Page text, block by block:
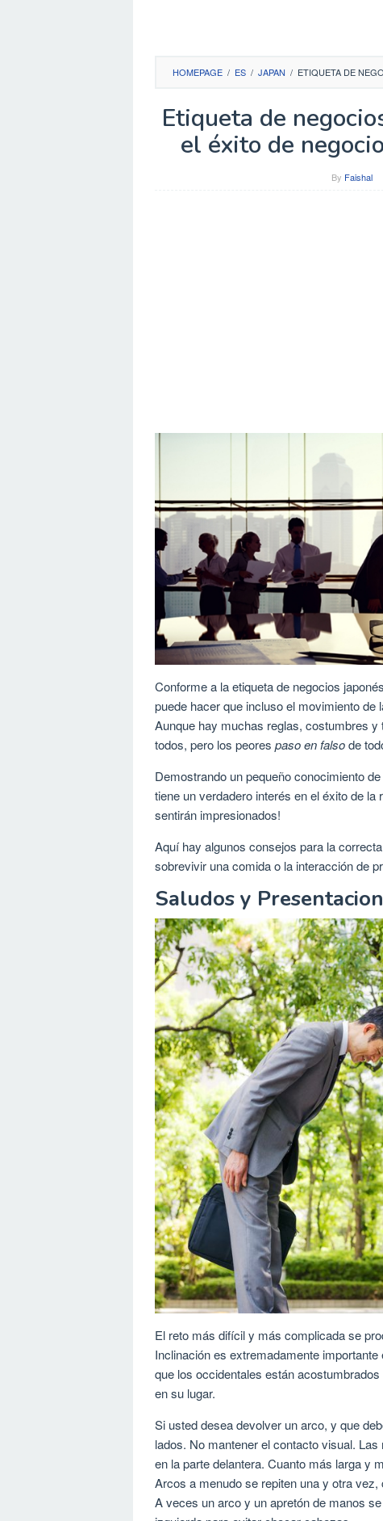
HOMEPAGE / ES / JAPAN / ETIQUETA DE
Etiqueta de
el éxito de
By Faishal
Conforme a la etiqueta de negocios
puede hacer que incluso el movimiento
Aunque hay muchas reglas, costumbres
todos, pero los peores paso en falsode
Demostrando un pequeño conocimiento
tiene un verdadero interés en el éxito de
sentirán impresionados!
Aquí hay algunos consejos para la
sobrevivir una comida o la interacción de
Saludos y
El reto más difícil y más complicada se
Inclinación es extremadamente
que los occidentales están
en su lugar.
Si usted desea devolver un arco, y que
lados. No mantener el contacto visual.
en la parte delantera. Cuanto más larga y
Arcos a menudo se repiten una y otra
A veces un arco y un apretón de manos